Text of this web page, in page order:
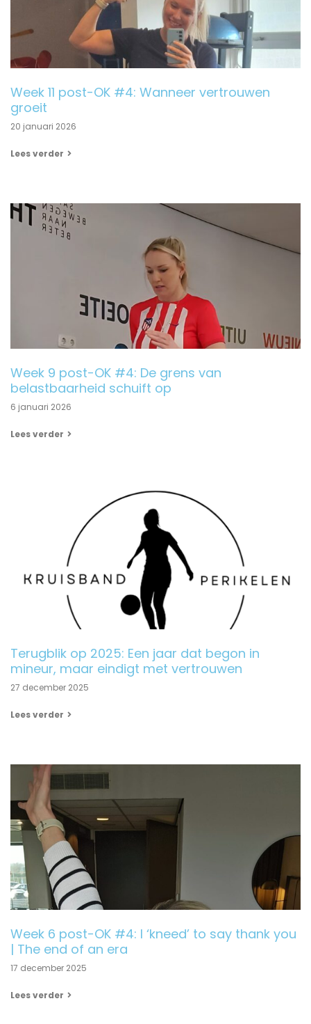
Week 11 post-OK #4: Wanneer vertrouwen
groeit
20 januari 2026
Lees verder
Week 9 post-OK #4: De grens van
belastbaarheid schuift op
6 januari 2026
Lees verder
Terugblik op 2025: Een jaar dat begon in
mineur, maar eindigt met vertrouwen
27 december 2025
Lees verder
Week 6 post-OK #4: I ‘kneed’ to say thank you
| The end of an era
17 december 2025
Lees verder